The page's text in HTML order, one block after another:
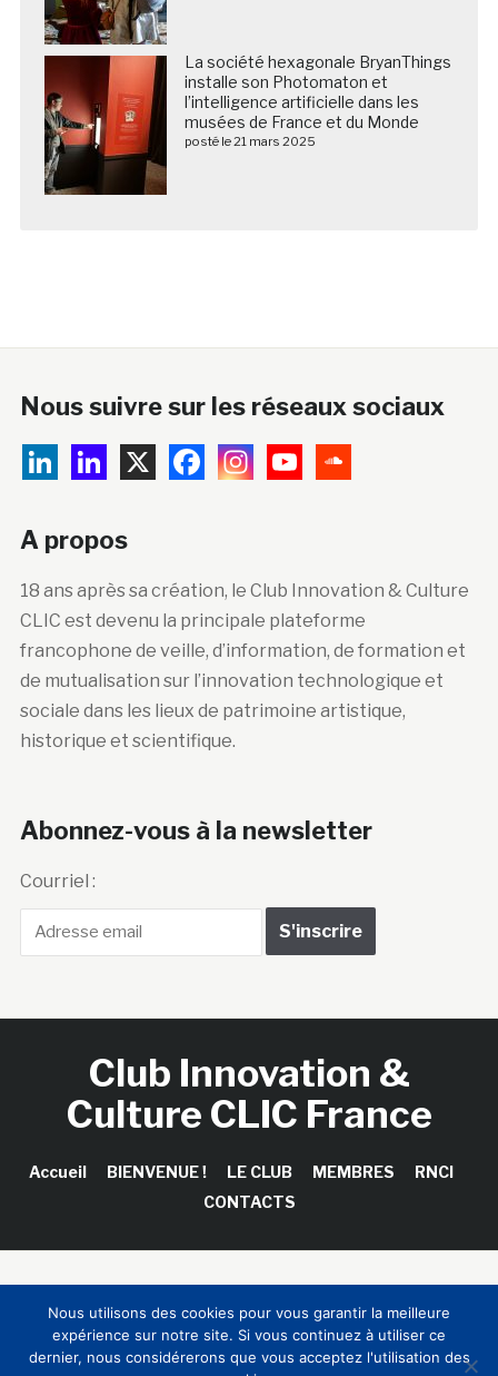
La société hexagonale BryanThings
installe son Photomaton et
l’intelligence artificielle dans les
musées de France et du Monde
posté le 21 mars 2025
Nous suivre sur les réseaux sociaux
A propos
18 ans après sa création, le Club Innovation & Culture
CLIC est devenu la principale plateforme
francophone de veille, d’information, de formation et
de mutualisation sur l’innovation technologique et
sociale dans les lieux de patrimoine artistique,
historique et scientifique.
Abonnez-vous à la newsletter
Courriel :
Club Innovation &
Culture CLIC France
Accueil BIENVENUE ! LE CLUB MEMBRES
RNCI
CONTACTS
Sinapses Conseils
Nous utilisons des cookies pour vous garantir la meilleure
expérience sur notre site. Si vous continuez à utiliser ce
dernier, nous considérerons que vous acceptez l'utilisation des